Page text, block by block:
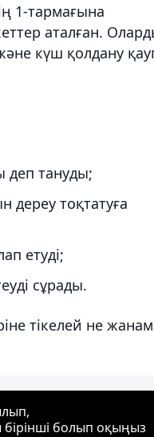
1-тармағына
аталған.
күш қолдану
деп тануды;
дереу тоқтатуға
етуді;
сұрады.
тікелей не
болып оқыңыз